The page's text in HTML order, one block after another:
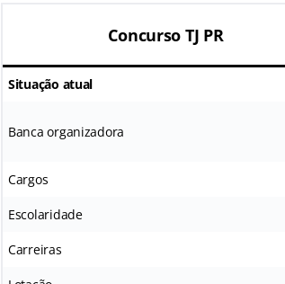
Concurso TJ PR
Situação atual
Banca organizadora
Cargos
Escolaridade
Carreiras